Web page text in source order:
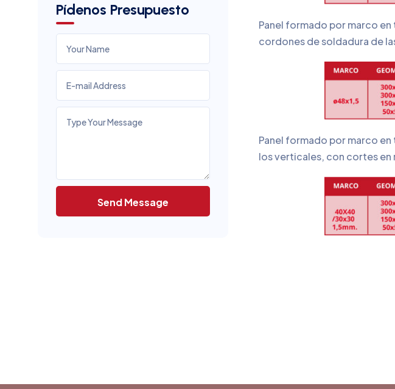
Pídenos Presupuesto
Send Message
Panel formado por marco
cordones de soldadura de
Panel formado por marco
los verticales, con cortes en